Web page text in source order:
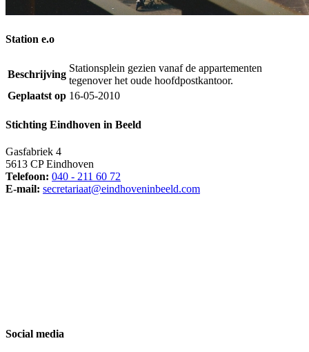
Station e.o
Beschrijving
Stationsplein gezien vanaf de appartementen
tegenover het oude hoofdpostkantoor.
Geplaatst op 16-05-2010
Stichting Eindhoven in Beeld
Gasfabriek 4
5613 CP Eindhoven
Telefoon: 040 - 211 60 72
E-mail: secretariaat@eindhoveninbeeld.com
Social media